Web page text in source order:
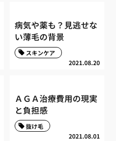
病気や薬も？見逃せな
い薄毛の背景
2021.08.20
スキンケア
ＡＧＡ治療費用の現実
と負担感
2021.08.01
抜け毛